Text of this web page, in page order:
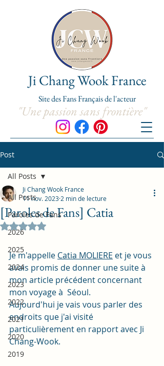
"Une passion sans frontière"
Ji Chang Wook France
Site desFans Français de l'acteur
Post
All Posts
Paroles de Fans
2026
2025
2024
2023
2022
2021
2020
2019
All Posts
[Paroles de Fans] Catia
Ji Chang Wook France
11 nov. 2023 2 min de lecture
Noté NaN étoiles sur 5.
Je m'appelle Catia MOLIERE et je vous
avais promis de donner une suite à
mon article précédent concernant
mon voyage à  Séoul.
Aujourd'hui je vais vous parler des
endroits que j'ai visité
particulièrement en rapport avec Ji
Chang-Wook.